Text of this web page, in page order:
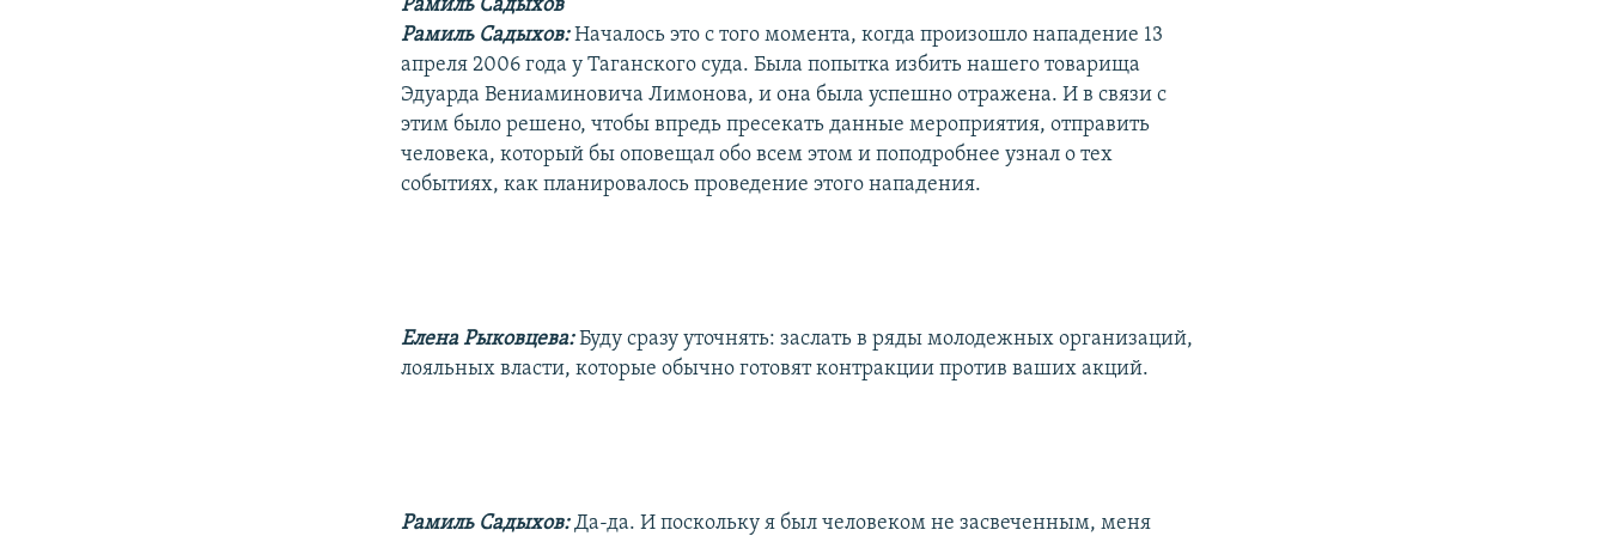
Рамиль Садыхов
Рамиль Садыхов: Началось это с того момента, когда произошло нападение 13
апреля 2006 года у Таганского суда. Была попытка избить нашего товарища
Эдуарда Вениаминовича Лимонова, и она была успешно отражена. И в связи с
этим было решено, чтобы впредь пресекать данные мероприятия, отправить
человека, который бы оповещал обо всем этом и поподробнее узнал о тех
событиях, как планировалось проведение этого нападения.
Елена Рыковцева:Буду сразу уточнять: заслать в ряды молодежных организаций,
лояльных власти, которые обычно готовят контракции против ваших акций.
Рамиль Садыхов:Да-да. И поскольку я был человеком не засвеченным, меня